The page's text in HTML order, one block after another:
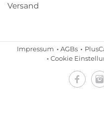
Versand
Impressum AGBs
Cookie